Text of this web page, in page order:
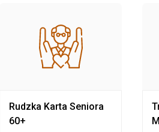
Rudzka Karta Seniora
60+